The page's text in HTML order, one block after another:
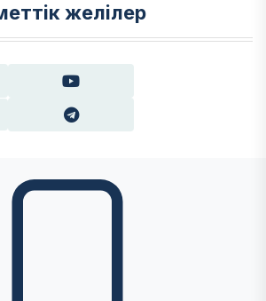
желілер